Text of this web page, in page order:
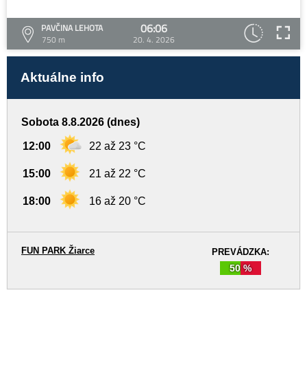
PAVČINA LEHOTA
750 m
06:06
20. 4. 2026
Aktuálne info
Sobota 8.8.2026 (dnes)
12:00 22 až 23 °C
15:00 21 až 22 °C
18:00 16 až 20 °C
PREVÁDZKA:
50 %
FUN PARK Žiarce